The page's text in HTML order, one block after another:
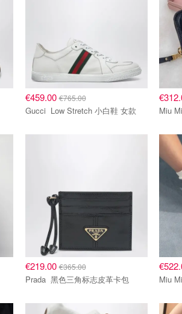
€459.00€765.00
Gucci Low Stretch 小白鞋 女款
€219.00€365.00
Prada 黑色三角标志皮革卡包